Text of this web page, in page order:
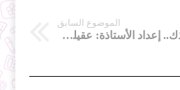
الموضوع السابق
هذا ما يريده منك تلميذك.. إعداد الأستاذة: عقيلة طايبي جريدة الخبر 20 مارس 2016